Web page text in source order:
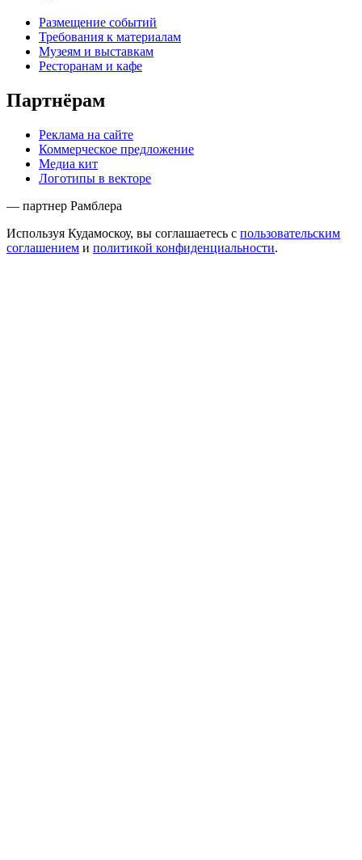
Размещение событий
Требования к материалам
Музеям и выставкам
Ресторанам и кафе
Партнёрам
Реклама на сайте
Коммерческое предложение
Медиа кит
Логотипы в векторе
— партнер Рамблера
Используя Кудамоскоу, вы соглашаетесь с пользовательским
соглашением и политикой конфиденциальности.